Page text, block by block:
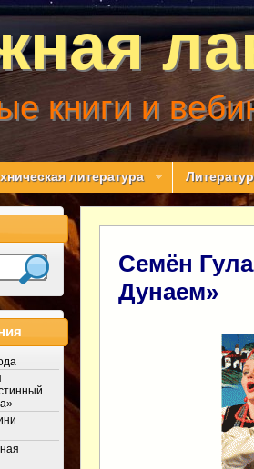
книги и
литература
Семён
Дунаем»